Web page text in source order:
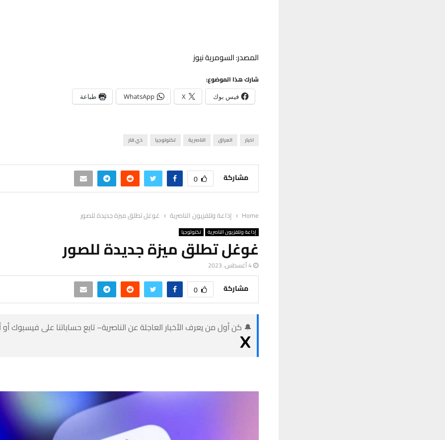
المصدر: السومرية نيوز
شارك هذا الموضوع:
فيس بوك X
WhatsApp طباعة
اخبار العراق الناصرية تكنولوجيا ذي قار
مشاركة 0
Home إذاعة وتلفزيون الناصرية غوغل تطلق ميزة جديدة للصور
إذاعة وتلفزيون الناصرية تكنولوجيا
غوغل تطلق ميزة جديدة للصور
4 أغسطس، 2023
مشاركة 0
🔔 كن أول من يعرف الأخبار العاجلة عن الناصرية– تابع حساباتنا على فيسبوك